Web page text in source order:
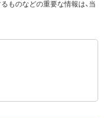
ものなどの重要な情報は、当